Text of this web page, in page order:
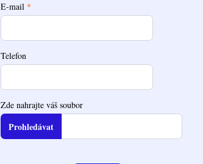
E-mail *
Telefon
Zde nahrajte váš soubor